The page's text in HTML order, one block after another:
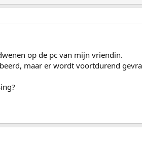
op de pc van mijn vriendin.
maar er wordt voortdurend